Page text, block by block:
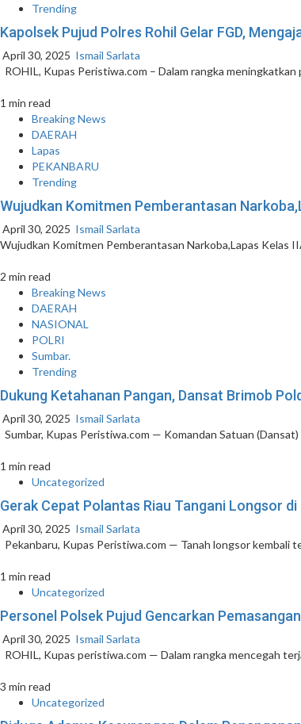
Trending
Kapolsek Pujud Polres Rohil Gelar FGD,
April 30, 2025 Ismail Sarlata
ROHIL, Kupas Peristiwa.com – Dalam rangka
1 min read
Breaking News
DAERAH
Lapas
PEKANBARU
Trending
Wujudkan Komitmen Pemberantasan
April 30, 2025 Ismail Sarlata
Wujudkan Komitmen Pemberantasan Narkoba,Lapas Kelas
2 min read
Breaking News
DAERAH
NASIONAL
POLRI
Sumbar.
Trending
Dukung Ketahanan Pangan, Dansat Brimob
April 30, 2025 Ismail Sarlata
Sumbar, Kupas Peristiwa.com — Komandan Satuan
1 min read
Uncategorized
Gerak Cepat Polantas Riau Tangani Longsor
April 30, 2025 Ismail Sarlata
Pekanbaru, Kupas Peristiwa.com — Tanah longsor kembali
1 min read
Uncategorized
Personel Polsek Pujud Gencarkan
April 30, 2025 Ismail Sarlata
ROHIL, Kupas peristiwa.com — Dalam rangka mencegah
3 min read
Uncategorized